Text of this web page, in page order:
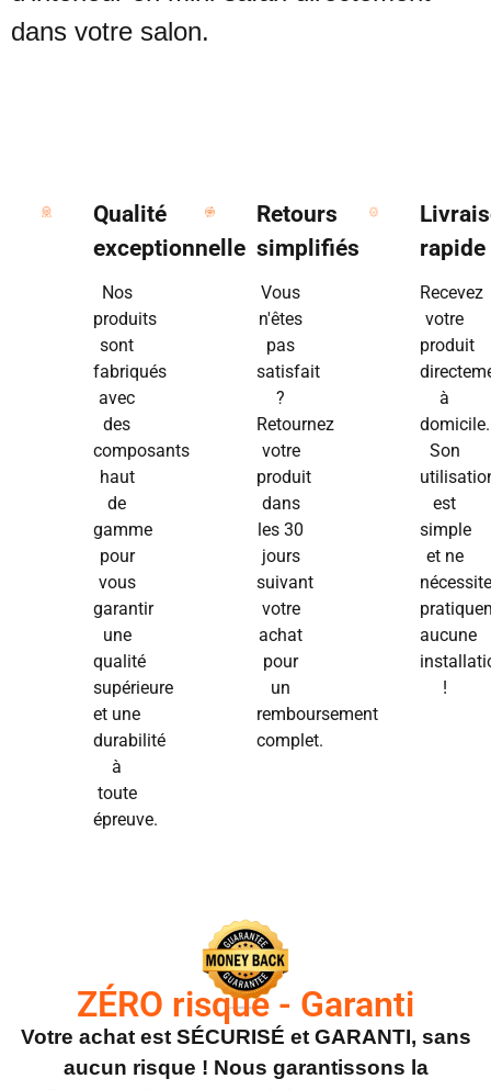
dans votre salon.
Qualité
exceptionnelle
Nos
produits
sont
fabriqués
avec
des
composants
haut
de
gamme
pour
vous
garantir
une
qualité
supérieure
et une
durabilité
à
toute
épreuve.
Retours
simplifiés
Vous
n'êtes
pas
satisfait
?
Retournez
votre
produit
dans
les 30
jours
suivant
votre
achat
pour
un
remboursement
complet.
rapide
Recevez
votre
produit
à
domicile.
Son
est
simple
et ne
aucune
!
ZÉRO risque - Garanti
Votre achat est SÉCURISÉ et GARANTI, sans
aucun risque ! Nous garantissons la